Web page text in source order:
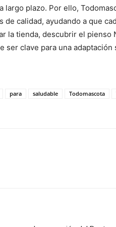
largo plazo. Por ello,
calidad, ayudando a que
la tienda, descubrir el pienso
clave para una adaptación
para saludable Todomascota